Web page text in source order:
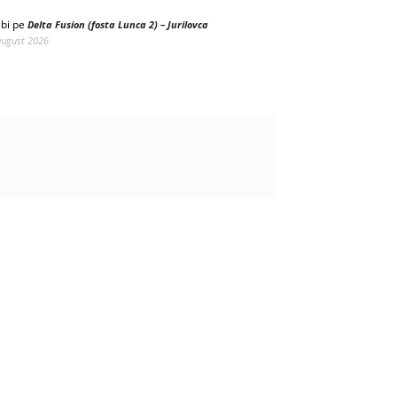
pe Delta Fusion (fosta Lunca 2) – Jurilovca
2026